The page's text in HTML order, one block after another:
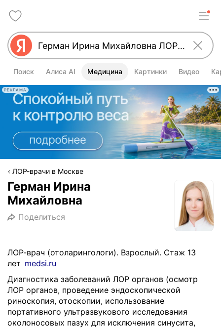
Поиск Алиса AI Медицина Картинки Видео
РЕКЛАМА
ЛОР-врачи в Москве
Герман Ирина
Михайловна
Поделиться
ЛОР-врач (отоларингологи). Взрослый. Стаж 13
лет medsi.ru
Диагностика заболеваний ЛОР органов (осмотр
ЛОР органов, проведение эндоскопической
риноскопия, отоскопии, использование
портативного ультразвукового исследования
околоносовых пазух для исключения синусита,